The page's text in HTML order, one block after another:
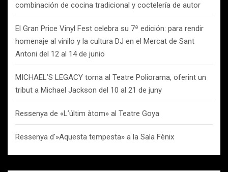
combinación de cocina tradicional y coctelería de autor
El Gran Price Vinyl Fest celebra su 7ª edición: para rendir
homenaje al vinilo y la cultura DJ en el Mercat de Sant
Antoni del 12 al 14 de junio
MICHAEL’S LEGACY torna al Teatre Poliorama, oferint un
tribut a Michael Jackson del 10 al 21 de juny
Ressenya de «L’últim àtom» al Teatre Goya
Ressenya d'»Aquesta tempesta» a la Sala Fènix